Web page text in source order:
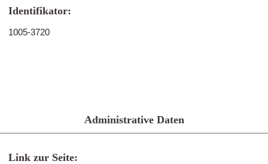
Identifikator:
1005-3720
Administrative Daten
Link zur Seite: